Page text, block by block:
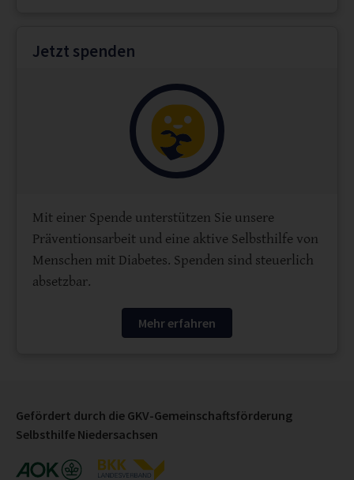
Jetzt spenden
Mit einer Spende unterstützen Sie unsere
Präventionsarbeit und eine aktive Selbsthilfe von
Menschen mit Diabetes. Spenden sind steuerlich
absetzbar.
Mehr erfahren
Gefördert durch die GKV-Gemeinschaftsförderung
Selbsthilfe Niedersachsen